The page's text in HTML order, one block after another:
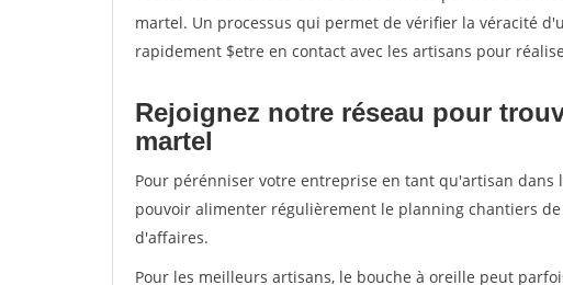
martel. Un processus qui permet de vérifier la véracité
rapidement $etre en contact avec les artisans pour
Rejoignez notre réseau pour
martel
Pour pérénniser votre entreprise en tant qu'artisan
pouvoir alimenter régulièrement le planning chantiers
d'affaires.
Pour les meilleurs artisans, le bouche à oreille peut